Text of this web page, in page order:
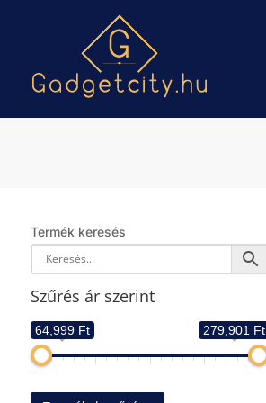
Termék keresés
Szűrés ár szerint
64,999 Ft 279,901 Ft